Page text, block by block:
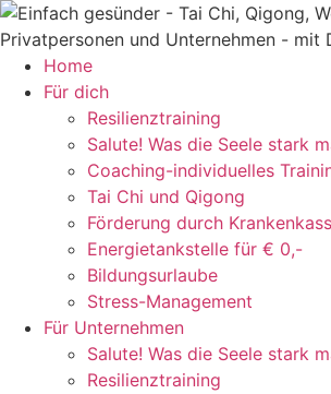
Zum
Inhalt
springenHome
Für dich
Resilienztraining
Salute! Was die Seele stark
Coaching-individuelles
Tai Chi und Qigong
Förderung durch
Energietankstelle für € 0,-
Bildungsurlaube
Stress-Management
Für Unternehmen
Salute! Was die Seele stark
Resilienztraining